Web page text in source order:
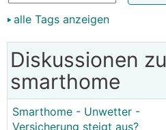
alle Tags anzeigen
Diskussionen zu
smarthome
Smarthome - Unwetter -
Versicherung steigt aus?